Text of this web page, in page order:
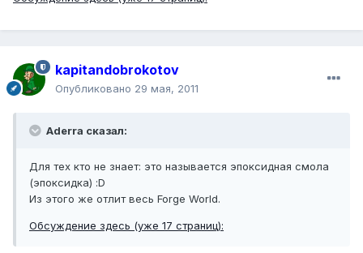
kapitandobrokotov
Опубликовано 29 мая, 2011
Aderra сказал:
Для тех кто не знает: это называется эпоксидная смола
(эпоксидка) :D
Из этого же отлит весь Forge World.
Обсуждение здесь (уже 17 страниц):